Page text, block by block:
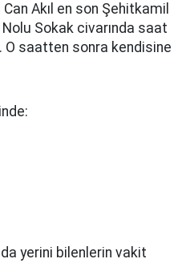
Akıl en son Şehitkamil
Sokak civarında saat
O saatten sonra kendisine
yerini bilenlerin vakit